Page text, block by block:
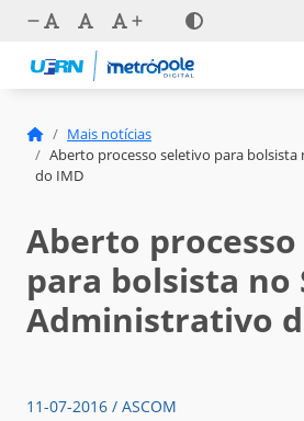
Mais notícias
Aberto processo seletivo para
do IMD
Aberto
para bolsista no
Administrativo
11-07-2016 / ASCOM